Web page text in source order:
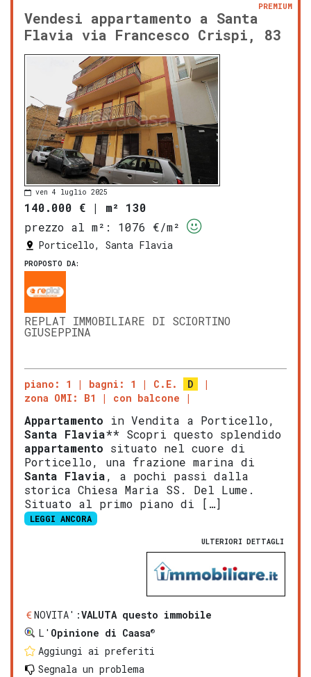
Vendesi appartamento a Santa
Flavia via Francesco Crispi, 83
PREMIUM
ven 4 luglio 2025
140.000 € | m² 130
prezzo al m²:
1076 €/m²
Porticello, Santa Flavia
PROPOSTO DA:
REPLAT IMMOBILIARE DI SCIORTINO
GIUSEPPINA
piano: 1 bagni: 1 C.E.
D
zona OMI: B1
con balcone
Appartamento in Vendita a Porticello,
Santa Flavia** Scopri questo splendido
appartamento situato nel cuore di
Porticello, una frazione marina di
Santa Flavia, a pochi passi dalla
storica Chiesa Maria SS. Del Lume.
Situato al primo piano di […]
LEGGI ANCORA
ULTERIORI DETTAGLI
NOVITA':VALUTA questo immobile
L' Opinione di Caasa®
Aggiungi ai preferiti
Segnala un problema